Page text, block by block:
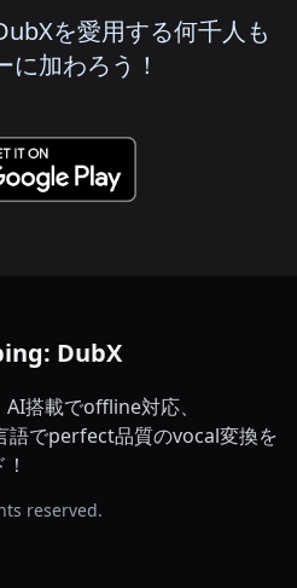
を愛用する何千人も
に加わろう！
DubX
搭載でoffline対応、
でperfect品質のvocal変換を
reserved.